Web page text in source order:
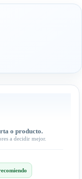
o producto.
a decidir mejor.